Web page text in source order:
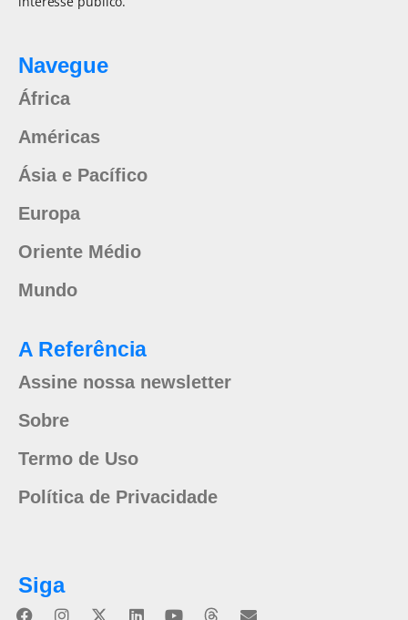
Navegue
África
Américas
Ásia e Pacífico
Europa
Oriente Médio
Mundo
A Referência
Assine nossa newsletter
Sobre
Termo de Uso
Política de Privacidade
Siga